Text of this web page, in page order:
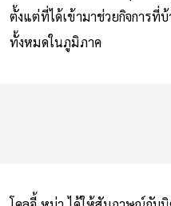
ตั้งแต่ที่ได้เข้ามาช่วยกิจการที่
ทั้งหมดในภูมิภาค